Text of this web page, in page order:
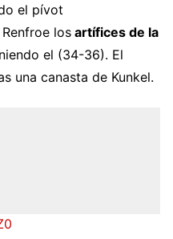
el pívot
los artífices de la
el (34-36). El
una canasta de Kunkel.